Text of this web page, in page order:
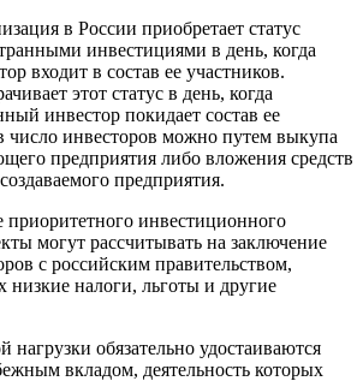
в России приобретает статус
инвестициями в день, когда
входит в состав ее участников.
этот статус в день, когда
инвестор покидает состав ее
число инвесторов можно путем выкупа
предприятия либо вложения средств
предприятия.
приоритетного инвестиционного
могут рассчитывать на заключение
с российским правительством,
налоги, льготы и другие
обязательно удостаиваются
вкладом, деятельность которых